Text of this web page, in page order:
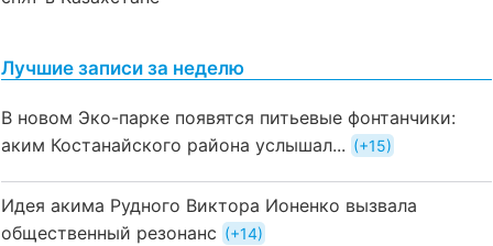
Лучшие записи за неделю
В новом Эко-парке появятся питьевые фонтанчики:
аким Костанайского района услышал...
+15
Идея акима Рудного Виктора Ионенко вызвала
общественный резонанс
+14